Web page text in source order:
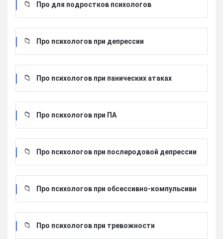
Про для подростков психологов
Про психологов при депрессии
Про психологов при панических атаках
Про психологов при ПА
Про психологов при послеродовой депрессии
Про психологов при обсессивно-компульсивн
Про психологов при тревожности